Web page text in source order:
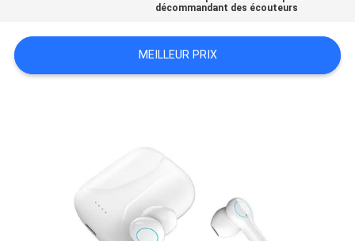
PLAN
DU
décommandant des écouteurs
MEILLEUR PRIX